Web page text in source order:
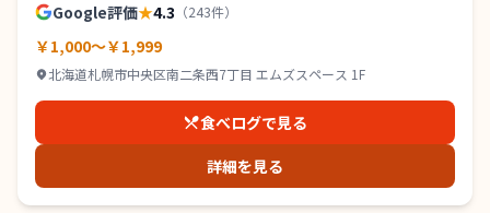
Google評価★4.3 （243件）
￥1,000～￥1,999
北海道札幌市中央区南二条西7丁目 エムズスペース 1F
食べログで見る
詳細を見る